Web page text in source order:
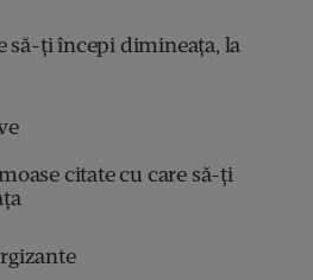
să-ți începi dimineața, la
citate cu care să-ți